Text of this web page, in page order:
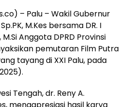
– Palu – Wakil Gubernur
M.Kes bersama DR. I
Anggota DPRD Provinsi
pemutaran Film Putra
tayang di XXI Palu, pada
Tengah, dr. Reny A.
mengapresiasi hasil karya